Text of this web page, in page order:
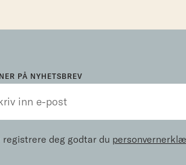
PÅ NYHETSBREV
registrere deg godtar du